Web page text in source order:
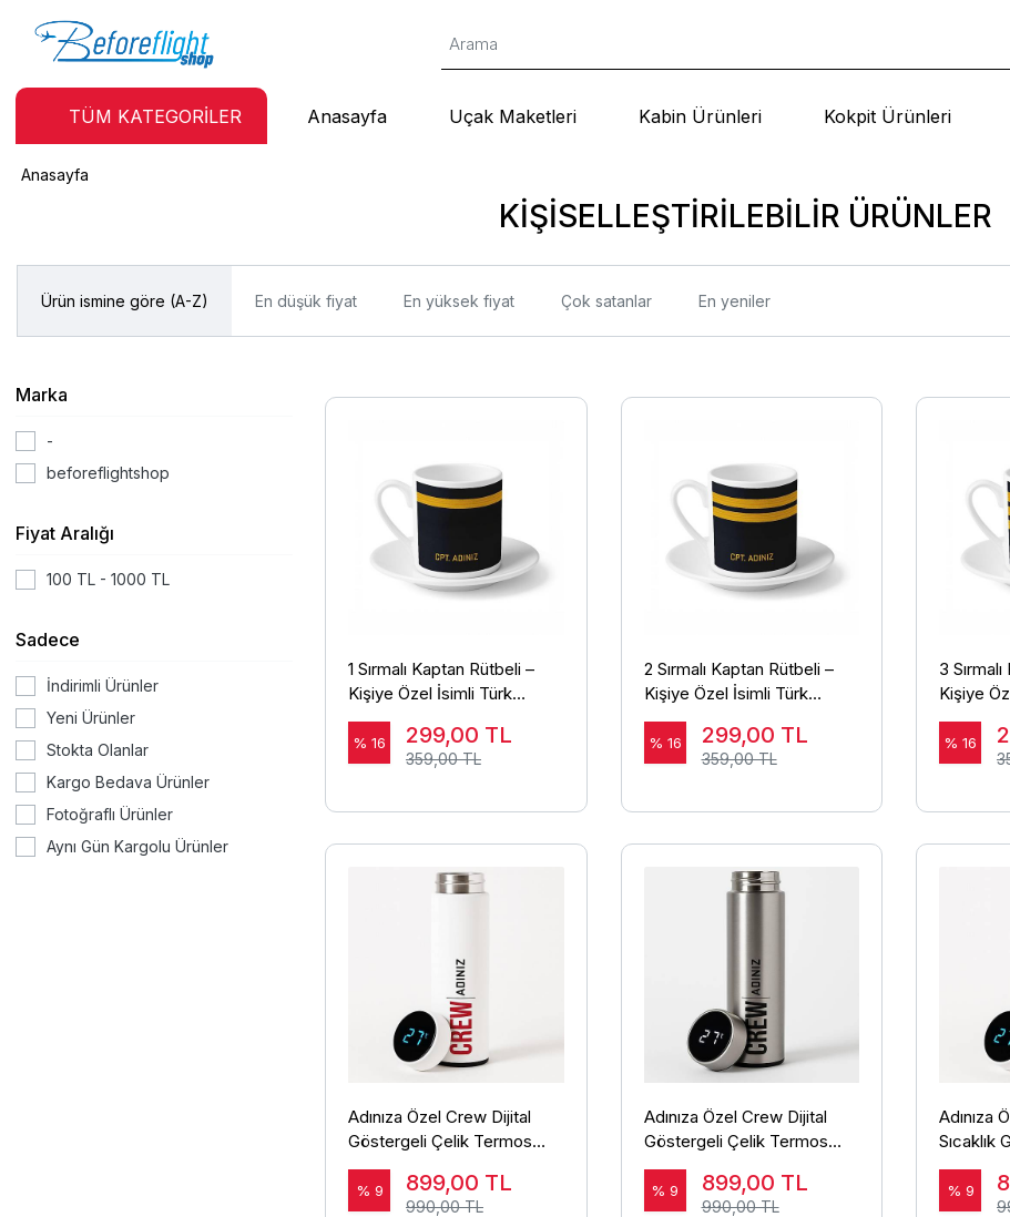
TÜM KATEGORİLER Anasayfa Uçak Maketleri Kabin Ürünleri Kokpit Ürünleri
KİŞİSELLEŞTİRİLEBİLİR ÜRÜNLER
Anasayfa
Ürün ismine göre (A-Z) En düşük fiyat En yüksek fiyat Çok satanlar En yeniler
Marka
-
beforeflightshop
Fiyat Aralığı
100 TL - 1000 TL
Sadece
İndirimli Ürünler
Yeni Ürünler
Stokta Olanlar
Kargo Bedava Ürünler
Fotoğraflı Ürünler
Aynı Gün Kargolu Ürünler
1 Sırmalı Kaptan Rütbeli –
Kişiye Özel İsimli Türk
Kahvesi Fincanı
% 16 299,00 TL
359,00 TL
2 Sırmalı Kaptan Rütbeli –
Kişiye Özel İsimli Türk
Kahvesi Fincanı
% 16 299,00 TL
359,00 TL
3
Kişiye
Kahvesi
% 16
Adınıza Özel Crew Dijital
Göstergeli Çelik Termos
Beyaz - 450 ml
% 9 899,00 TL
990,00 TL
Adınıza Özel Crew Dijital
Göstergeli Çelik Termos
Gümüş - 450 ml
% 9 899,00 TL
990,00 TL
Adınıza
Sıcaklık
Termos
% 9